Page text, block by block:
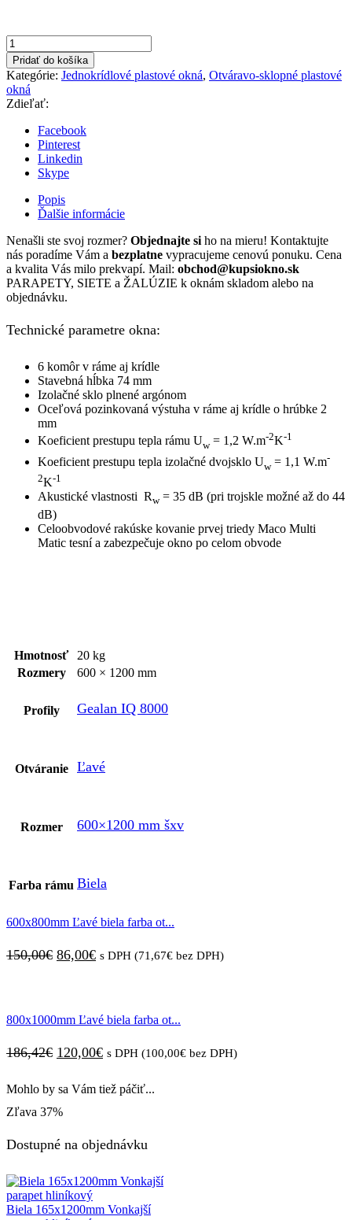
množstvo
600x1200mm
Ľavé
biela
farba
otváravo-
sklopné
okno
Pridať do košíka
Kategórie: Jednokrídlové plastové okná, Otváravo-sklopné plastové
okná
Zdieľať:
Facebook
Pinterest
Linkedin
Skype
Popis
Ďalšie informácie
Nenašli ste svoj rozmer? Objednajte si ho na mieru! Kontaktujte
nás poradíme Vám a bezplatne vypracujeme cenovú ponuku. Cena
a kvalita Vás milo prekvapí. Mail: obchod@kupsiokno.sk
PARAPETY, SIETE a ŽALÚZIE k oknám skladom alebo na
objednávku.
Technické parametre okna:
6 komôr v ráme aj krídle
Stavebná hĺbka 74 mm
Izolačné sklo plnené argónom
Oceľová pozinkovaná výstuha v ráme aj krídle o hrúbke 2
mm
Koeficient prestupu tepla rámu Uw = 1,2 W.m-2K-1
Koeficient prestupu tepla izolačné dvojsklo Uw = 1,1 W.m-
2K-1
Akustické vlastnosti Rw= 35 dB (pri trojskle možné až do 44
dB)
Celoobvodové rakúske kovanie prvej triedy Maco Multi
Matic tesní a zabezpečuje okno po celom obvode
Hmotnosť
20 kg
Rozmery
600 × 1200 mm
Profily Gealan IQ 8000
Otváranie Ľavé
Rozmer 600×1200 mm šxv
Farba rámu Biela
600x800mm Ľavé biela farba ot...
150,00€ Pôvodná
150,00€.
86,00€Aktuálna
86,00€.
s DPH (71,67€ bez DPH)
800x1000mm Ľavé biela farba ot...
186,42€ Pôvodná
bola:
186,42€.
120,00€Aktuálna
je:
s DPH (100,00€ bez DPH)
Mohlo by sa Vám tiež páčiť...
Zľava 37%
Dostupné na objednávku
Biela 165x1200mm Vonkajší